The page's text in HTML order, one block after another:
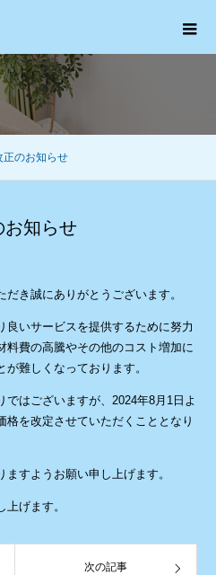
正のお知らせ
お知らせ
き誠にありがとうございます。
良いサービスを提供するために努力
料費の高騰やその他のコスト増加に
難しくなっております。
はございますが、2024年8月1日よ
格を改定させていただくこととなり
すようお願い申し上げます。
げます。
次の記事